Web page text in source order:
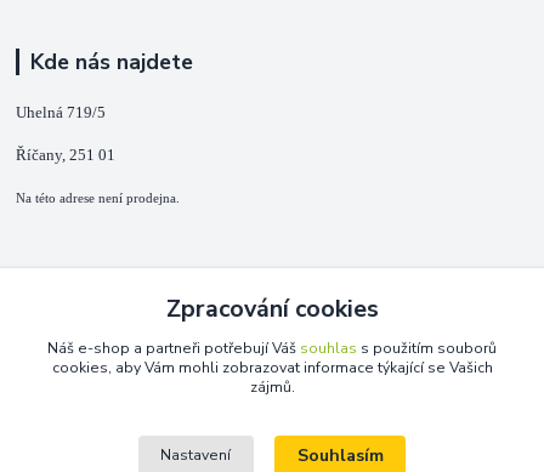
Kde nás najdete
Uhelná 719/5
Říčany, 251 01
Na této adrese není prodejna.
+420 725 889 873
(Po-Ne, 9-18 hod.)
Zpracování cookies
Náš e-shop a partneři potřebují Váš souhlas s použitím souborů
cookies, aby Vám mohli zobrazovat informace týkající se Vašich
zájmů.
Nastavení Souhlasím